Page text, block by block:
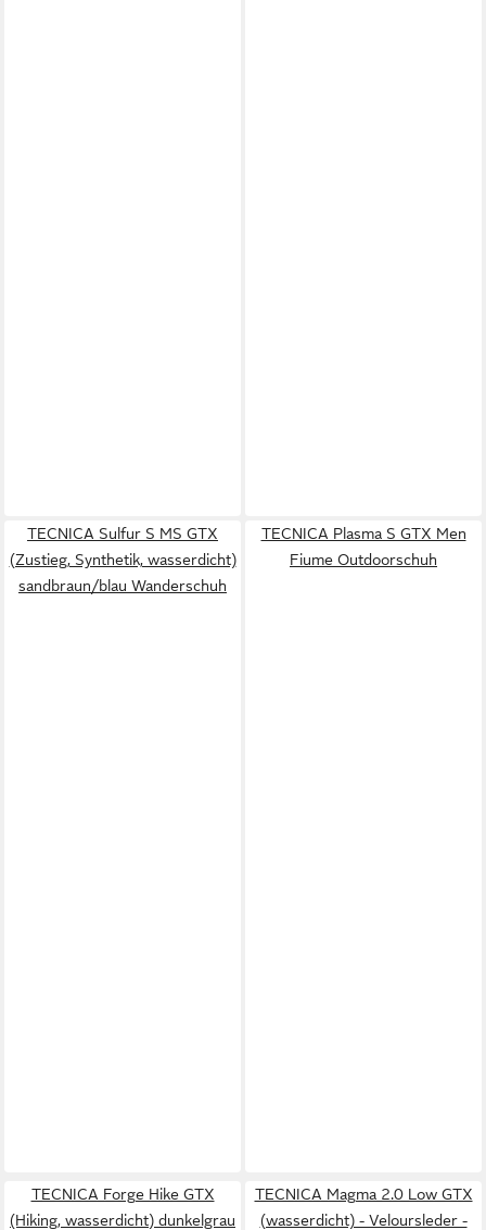
TECNICA Sulfur S MS GTX
(Zustieg, Synthetik, wasserdicht)
sandbraun/blau Wanderschuh
TECNICA Plasma S GTX Men
Fiume Outdoorschuh
TECNICA Forge Hike GTX
(Hiking, wasserdicht) dunkelgrau
TECNICA Magma 2.0 Low GTX
(wasserdicht) - Veloursleder -